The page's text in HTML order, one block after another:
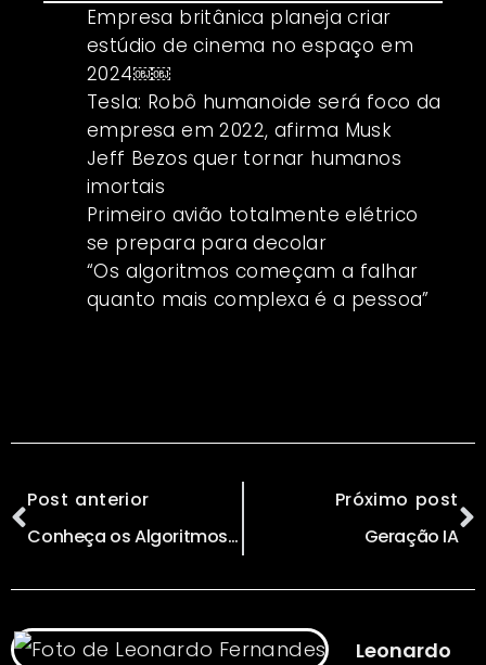
Empresa britânica planeja criar
estúdio de cinema no espaço em
2024￼￼
Tesla: Robô humanoide será foco da
empresa em 2022, afirma Musk
Jeff Bezos quer tornar humanos
imortais
Primeiro avião totalmente elétrico
se prepara para decolar
“Os algoritmos começam a falhar
quanto mais complexa é a pessoa”
Post anterior
Conheça os Algoritmos e Como Eles Transformarão a Sociedade // por Ligia Zotini
Próximo post
Geração IA
Leonardo